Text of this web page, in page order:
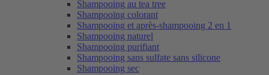
Shampooing au tea tree
Shampooing colorant
Shampooing et après-shampooing 2 en 1
Shampooing naturel
Shampooing purifiant
Shampooing sans sulfate sans silicone
Shampooing sec